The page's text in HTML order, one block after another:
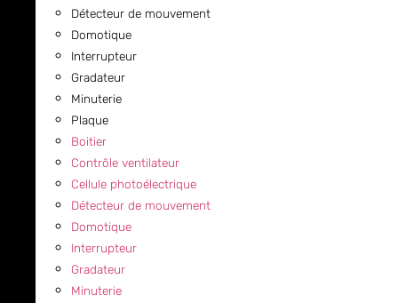
Détecteur de mouvement
Domotique
Interrupteur
Gradateur
Minuterie
Plaque
Boitier
Contrôle ventilateur
Cellule photoélectrique
Détecteur de mouvement
Domotique
Interrupteur
Gradateur
Minuterie